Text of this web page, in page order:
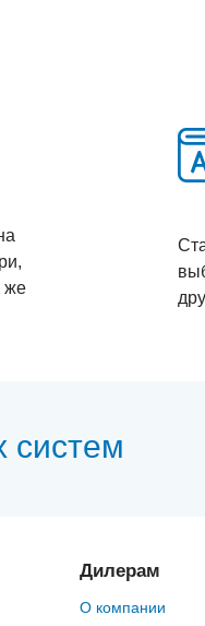
же
систем
Дилерам
О компании